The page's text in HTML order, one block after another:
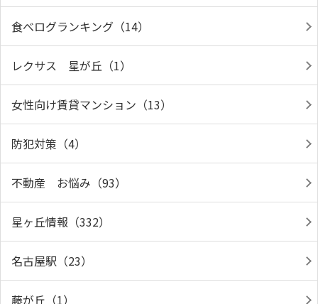
食べログランキング（14）
レクサス 星が丘（1）
女性向け賃貸マンション（13）
防犯対策（4）
不動産 お悩み（93）
星ヶ丘情報（332）
名古屋駅（23）
藤が丘（1）